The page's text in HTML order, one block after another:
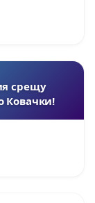
срещу
Ковачки!